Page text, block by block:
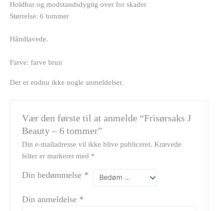
Holdbar og modstandsdygtig over for skader
Størrelse: 6 tommer
Håndlavede.
Farve: farve brun
Der er endnu ikke nogle anmeldelser.
Vær den første til at anmelde “Frisørsaks J
Beauty – 6 tommer”
Din e-mailadresse vil ikke blive publiceret. Krævede
felter er markeret med *
Din bedømmelse *
Din anmeldelse *